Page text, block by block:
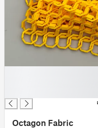
Octagon Fabric